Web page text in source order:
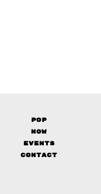
Pop
Now
Events
Contact